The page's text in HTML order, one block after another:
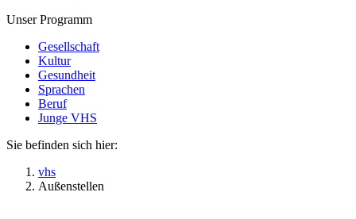
Unser Programm
Gesellschaft
Kultur
Gesundheit
Sprachen
Beruf
Junge VHS
Sie befinden sich hier:
vhs
Außenstellen